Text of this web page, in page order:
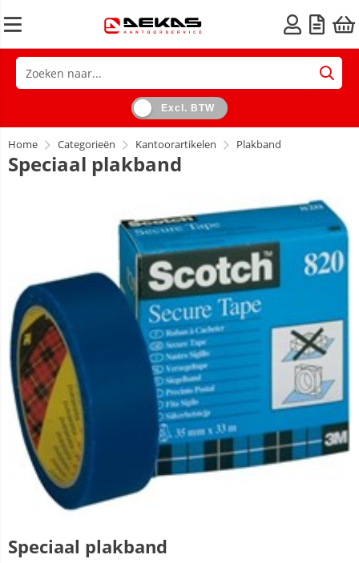
Excl. BTW
Home Categorieën Kantoorartikelen Plakband
Speciaal plakband
Speciaal plakband